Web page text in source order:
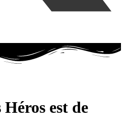
est de